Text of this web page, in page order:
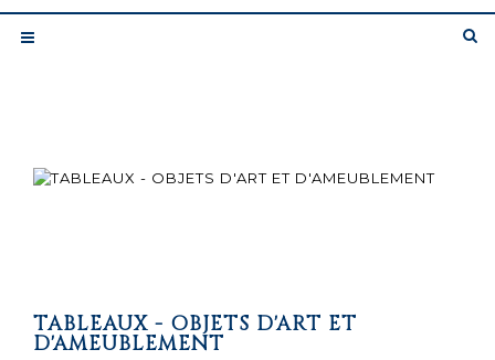
TABLEAUX - OBJETS D'ART ET
D'AMEUBLEMENT